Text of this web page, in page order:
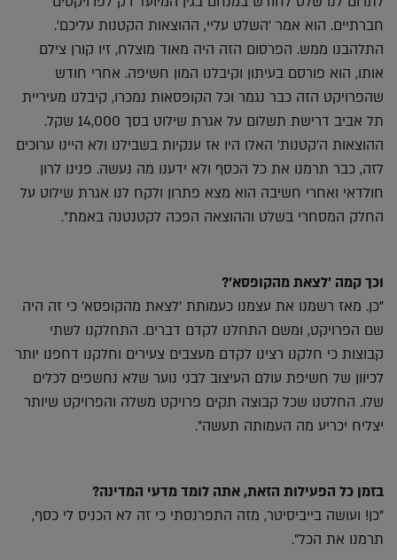
חברתיים. הוא אמר 'השלט עליי, ההוצאות הקטנות עליכם'.
התלהבנו ממש. הפרסום הזה היה מאוד מוצלח, זיו קורן צילם
אותו, הוא פורסם בעיתון וקיבלנו המון חשיפה. אחרי חודש
שהפרויקט הזה כבר נגמר וכל הקופסאות נמכרו, קיבלנו מעיריית
תל אביב דרישת תשלום על אגרת שילוט בסך 14,000 שקל.
ההוצאות ה'קטנות' האלו היו אז ענקיות בשבילנו ולא היינו ערוכים
לזה, כבר תרמנו את כל הכסף ולא ידענו מה נעשה. פנינו לרון
חולדאי ואחרי חשיבה הוא מצא פתרון ולקח לנו אגרת שילוט על
החלק המסחרי בשלט וההוצאה הפכה לקטנטנה באמת".
וכך קמה 'לצאת מהקופסא'?
"כן. מאז רשמנו את עצמנו כעמותת 'לצאת מהקופסא' כי זה היה
שם הפרויקט, ומשם התחלנו לקדם דברים. התחלקנו לשתי
קבוצות כי חלקנו רצינו לקדם מעצבים צעירים וחלקנו דחפנו יותר
לכיוון של חשיפת עולם העיצוב לבני נוער שלא נחשפים לכלים
שלו. החלטנו שכל קבוצה תקים פרויקט משלה והפרויקט שיותר
יצליח יכריע מה העמותה תעשה".
בזמן כל הפעילות הזאת, אתה לומד מדעי המדינה?
"כן! ועושה בייביסיטר, מזה התפרנסתי כי זה לא הכניס לי כסף,
תרמנו את הכל".